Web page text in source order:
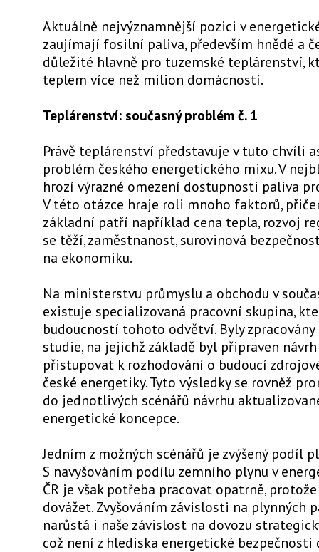
Aktuálně nejvýznamnější pozici v
zaujímají fosilní paliva, především hnědé a
důležité hlavně pro tuzemské teplárenství,
teplem více než milion domácností.
Teplárenství: současný problém č. 1
Právě teplárenství představuje v tuto chvíli
problém českého energetického mixu. V
hrozí výrazné omezení dostupnosti paliva
V této otázce hraje roli mnoho faktorů,
základní patří například cena tepla, rozvoj
se těží, zaměstnanost, surovinová
na ekonomiku.
Na ministerstvu průmyslu a obchodu v
existuje specializovaná pracovní skupina,
budoucností tohoto odvětví. Byly zpracovány
studie, na jejichž základě byl připraven
přistupovat k rozhodování o budoucí
české energetiky. Tyto výsledky se rovněž
do jednotlivých scénářů návrhu
energetické koncepce.
Jedním z možných scénářů je zvýšený podíl
S navyšováním podílu zemního plynu v
ČR je však potřeba pracovat opatrně,
dovážet. Zvyšováním závislosti na plynných
narůstá i naše závislost na dovozu
což není z hlediska energetické bezpečnosti